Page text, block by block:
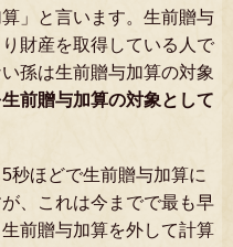
」と言います。生前贈与
財産を取得している人で
孫は生前贈与加算の対象
前贈与加算の対象として
秒ほどで生前贈与加算に
、これは今までで最も早
前贈与加算を外して計算